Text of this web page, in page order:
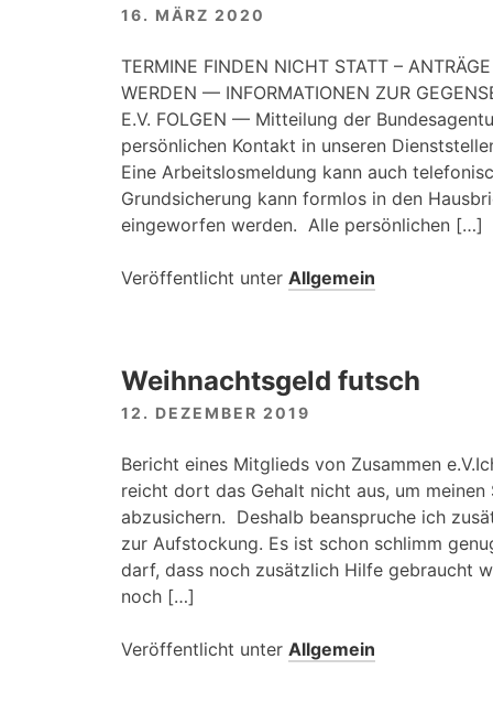
16. MÄRZ 2020
TERMINE FINDEN NICHT STATT –
WERDEN — INFORMATIONEN ZUR
E.V. FOLGEN — Mitteilung der
persönlichen Kontakt in unseren
Eine Arbeitslosmeldung kann auch
Grundsicherung kann formlos in den
eingeworfen werden. Alle persönlichen […]
Veröffentlicht unter Allgemein
Weihnachtsgeld futsch
12. DEZEMBER 2019
Bericht eines Mitglieds von Zusammen
reicht dort das Gehalt nicht aus, um
abzusichern. Deshalb beanspruche ich
zur Aufstockung. Es ist schon schlimm
darf, dass noch zusätzlich Hilfe gebraucht
noch […]
Veröffentlicht unter Allgemein